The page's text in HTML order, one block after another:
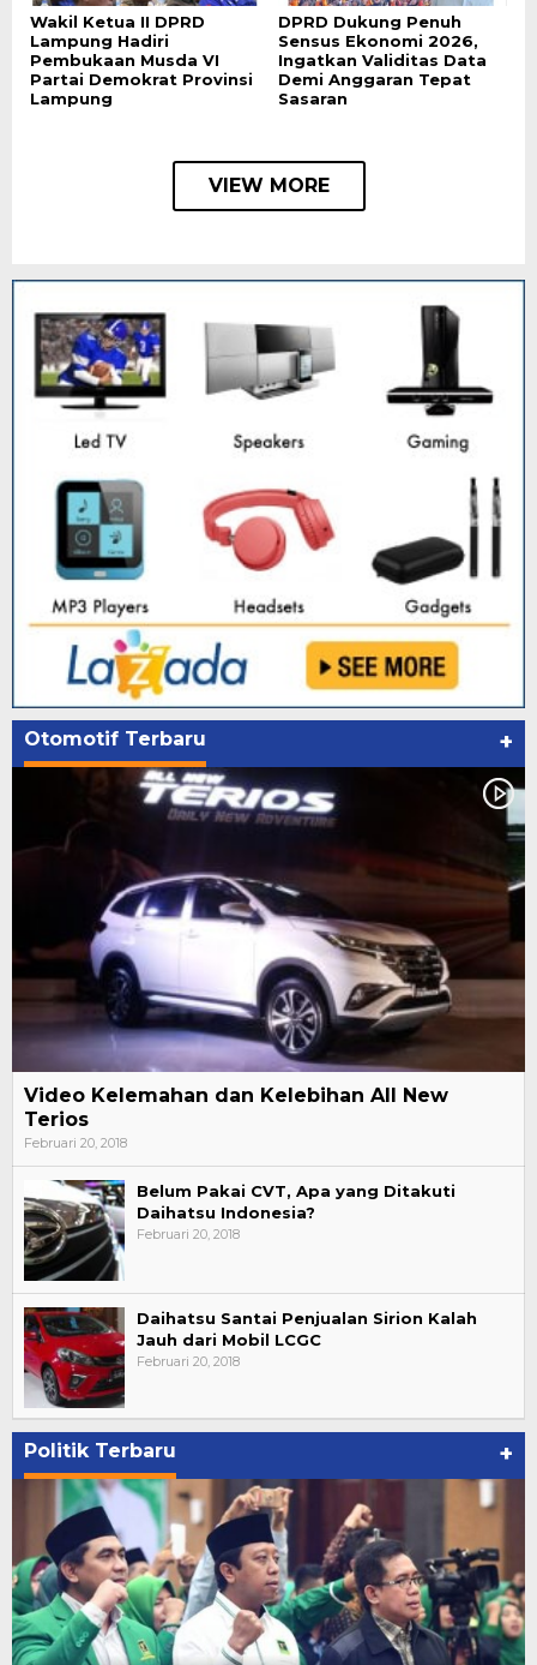
Wakil Ketua II DPRD
Lampung Hadiri
Pembukaan Musda VI
Partai Demokrat Provinsi
Lampung
DPRD Dukung Penuh
Sensus Ekonomi 2026,
Ingatkan Validitas Data
Demi Anggaran Tepat
Sasaran
VIEW MORE
Otomotif Terbaru +
Video Kelemahan dan Kelebihan All New
Terios
Februari 20, 2018
Belum Pakai CVT, Apa yang Ditakuti
Daihatsu Indonesia?
Februari 20, 2018
Daihatsu Santai Penjualan Sirion Kalah
Jauh dari Mobil LCGC
Februari 20, 2018
Politik Terbaru +